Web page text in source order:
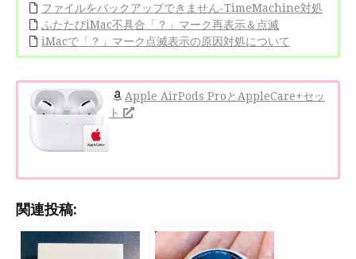
ファイルをバックアップできません-TimeMachine対処
ふたたびiMac不具合「？」マーク再表示＆点滅
iMacで「？」マーク点滅表示の原因対処について
Apple AirPods ProとAppleCare+セッ
ト
関連投稿: